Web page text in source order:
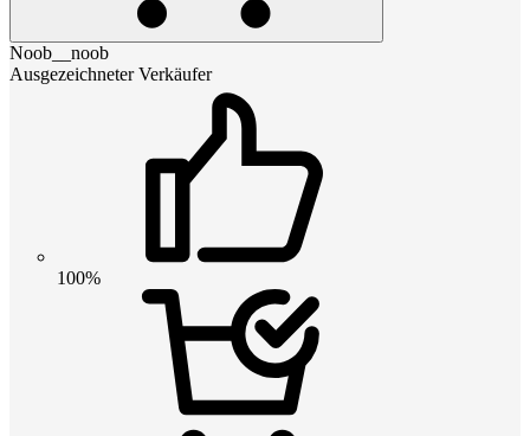
Noob__noob
Ausgezeichneter Verkäufer
100%